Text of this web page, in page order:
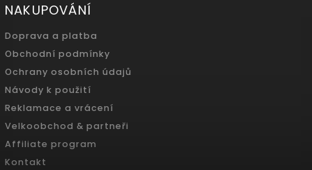
NAKUPOVÁNÍ
Doprava a platba
Obchodní podmínky
Ochrany osobních údajů
Návody k použití
Reklamace a vrácení
Velkoobchod & partneři
Affiliate program
Kontakt